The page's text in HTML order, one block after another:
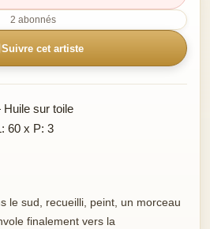
2 abonnés
Suivre cet artiste
sur toile
60 x P: 3
le sud, recueilli, peint, un morceau
finalement vers la